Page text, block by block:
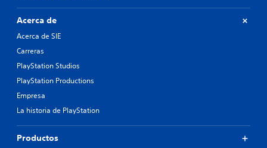
Acerca de
Acerca de SIE
Carreras
PlayStation Studios
PlayStation Productions
Empresa
La historia de PlayStation
Productos